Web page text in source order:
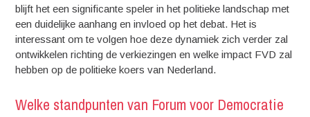
blijft het een significante speler in het politieke landschap met
een duidelijke aanhang en invloed op het debat. Het is
interessant om te volgen hoe deze dynamiek zich verder zal
ontwikkelen richting de verkiezingen en welke impact FVD zal
hebben op de politieke koers van Nederland.
Welke standpunten van Forum voor Democratie